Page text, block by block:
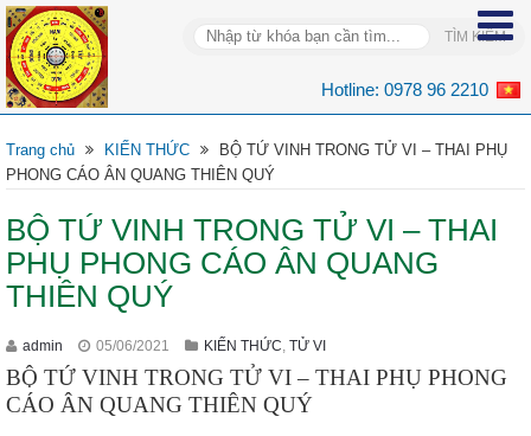
Hotline: 0978 96 2210
Trang chủ KIẾN THỨC
BỘ TỨ VINH TRONG TỬ VI – THAI PHỤ
PHONG CÁO ÂN QUANG THIÊN QUÝ
BỘ TỨ VINH TRONG TỬ VI – THAI
PHỤ PHONG CÁO ÂN QUANG
THIÊN QUÝ
admin 05/06/2021 KIẾN THỨC, TỬ VI
BỘ TỨ VINH TRONG TỬ VI – THAI PHỤ PHONG
CÁO ÂN QUANG THIÊN QUÝ